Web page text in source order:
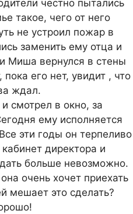
честно пытались
такое, чего от него
не устроил пожар в
заменить ему отца и
Миша вернулся в стены
его нет, увидит , что
ждал.
смотрел в окно, за
ему исполняется
эти годы он терпеливо
директора и
больше невозможно.
очень хочет приехать
мешает это сделать?